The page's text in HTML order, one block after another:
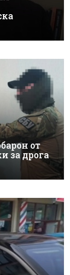
от
за дрога